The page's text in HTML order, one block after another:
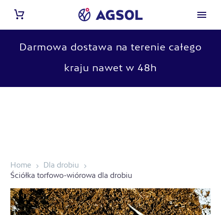
Darmowa dostawa na terenie całego
kraju nawet w 48h
Home
Dla drobiu
Ściółka torfowo-wiórowa dla drobiu